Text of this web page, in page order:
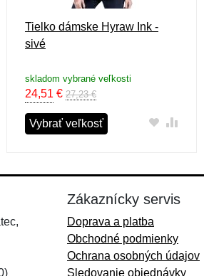
Tielko dámske Hyraw Ink -
sivé
skladom vybrané veľkosti
24,51 € 27,23 €
Vybrať veľkosť
Zákaznícky servis
Doprava a platba
Obchodné podmienky
Ochrana osobných údajov
Sledovanie objednávky